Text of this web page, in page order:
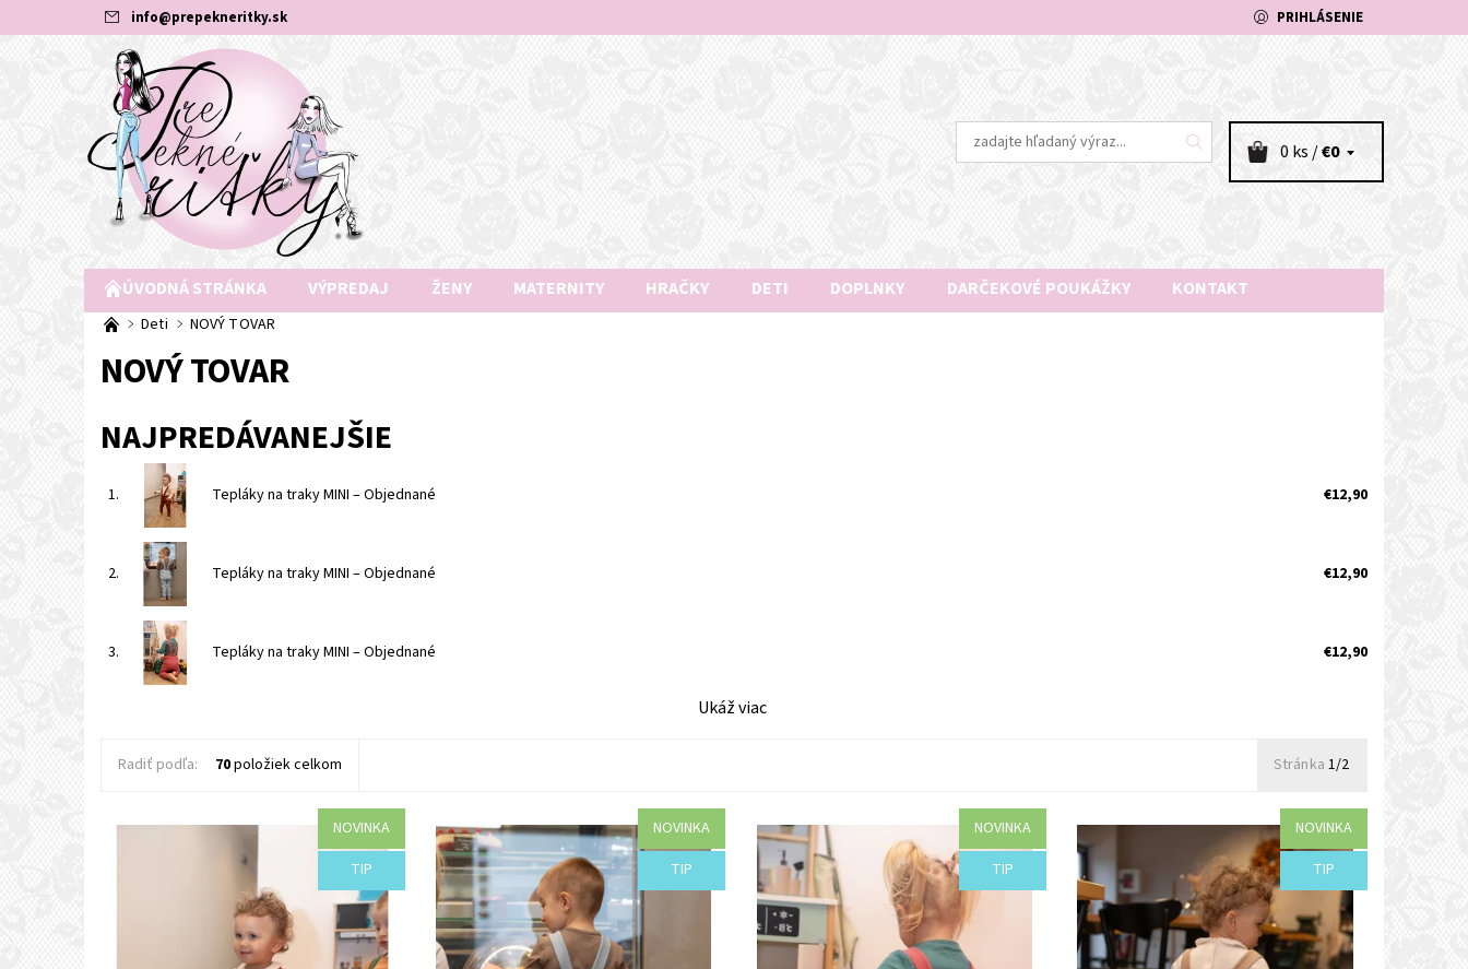
info@prepekneritky.sk PRIHLÁSENIE
0 ks /€0
ÚVODNÁ STRÁNKA VÝPREDAJ ŽENY MATERNITY HRAČKY DETI DOPLNKY DARČEKOVÉ POUKÁŽKY KONTAKT
Deti NOVÝ TOVAR
NOVÝ TOVAR
NAJPREDÁVANEJŠIE
1. Tepláky na traky MINI–Objednané €12,90
2. Tepláky na traky MINI–Objednané €12,90
3. Tepláky na traky MINI–Objednané €12,90
Ukáž viac
Radiť podľa: 70položiek celkom Stránka 1/2
NOVINKA
TIP
Objednané
I38-44480/HNE3
NOVINKA
TIP
Dostupnosť:
Objednané
Kód:
I38-44477/SVE3
NOVINKA
TIP
Dostupnosť:
Objednané
Kód:
I38-44474/RUZ
NOVINKA
TIP
Dostupnosť:
Objednané
Kód:
I38-44468/BEZ2